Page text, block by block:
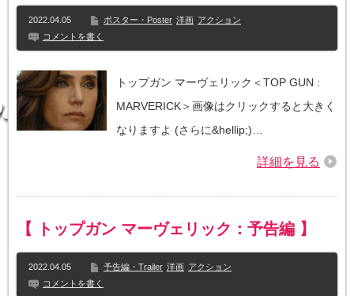
2022.04.05 ポスター・Poster 洋画 アクション
コメントを書く
トップガン マーヴェリック＜TOP GUN :
MARVERICK＞画像はクリックすると大きく
なりますよ (さらに&hellip;)…
詳細を見る
【 トップガン マーヴェリック：予告編 】
2022.04.05 予告編・Trailer 洋画 アクション
コメントを書く